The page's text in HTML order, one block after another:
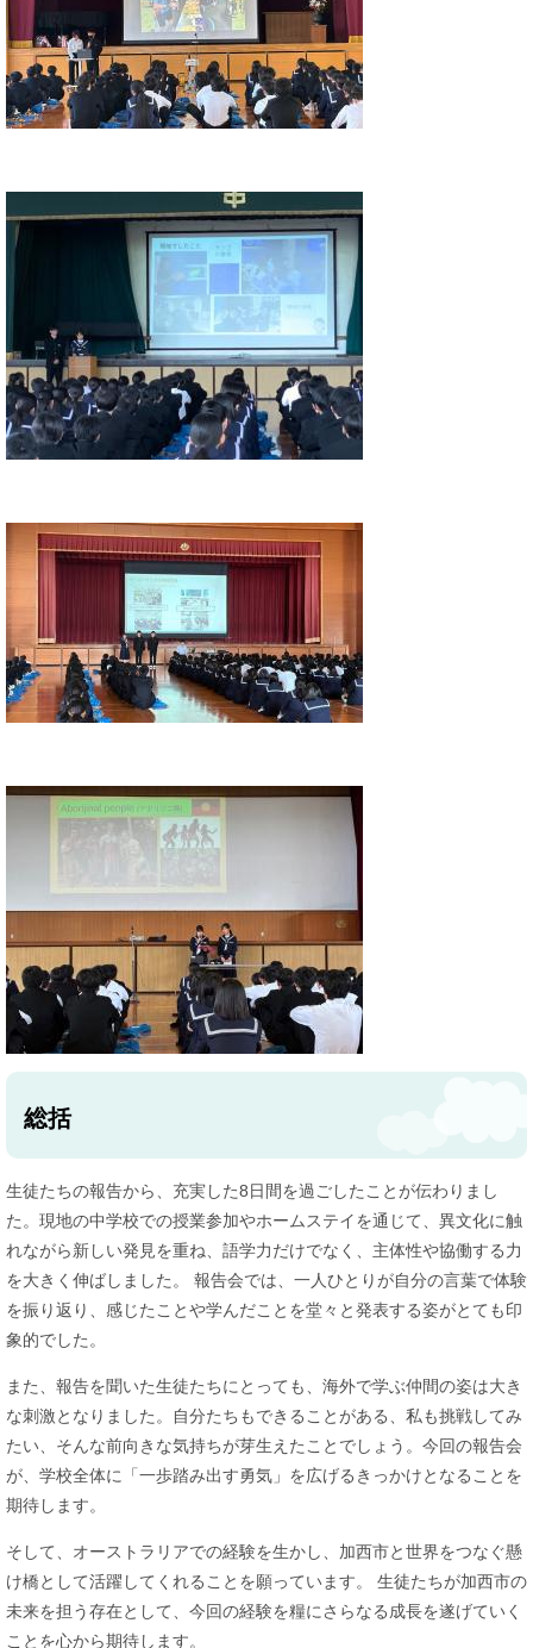
総括
​​生徒たちの報告から、充実した8日間を過ごしたことが伝わりまし
た。現地の中学校での授業参加やホームステイを通じて、異文化に触
れながら新しい発見を重ね、語学力だけでなく、主体性や協働する力
を大きく伸ばしました。 報告会では、一人ひとりが自分の言葉で体験
を振り返り、感じたことや学んだことを堂々と発表する姿がとても印
象的でした。
また、報告を聞いた生徒たちにとっても、海外で学ぶ仲間の姿は大き
な刺激となりました。自分たちもできることがある、私も挑戦してみ
たい、そんな前向きな気持ちが芽生えたことでしょう。今回の報告会
が、学校全体に「一歩踏み出す勇気」を広げるきっかけとなることを
期待します。
そして、オーストラリアでの経験を生かし、加西市と世界をつなぐ懸
け橋として活躍してくれることを願っています。 生徒たちが加西市の
未来を担う存在として、今回の経験を糧にさらなる成長を遂げていく
ことを心から期待します。